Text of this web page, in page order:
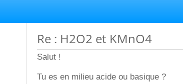
Re : H2O2 et KMnO4
Salut !
Tu es en milieu acide ou basique ?